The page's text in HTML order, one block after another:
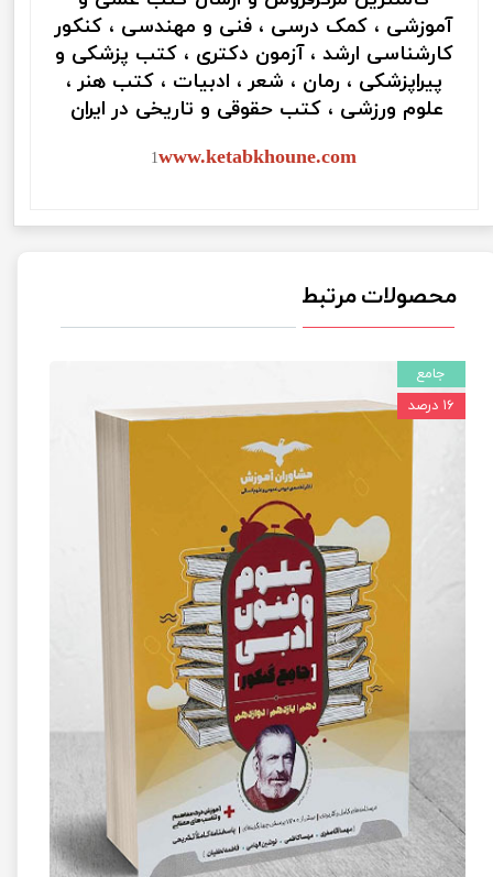
آموزشی ، کمک درسی ، فنی و مهندسی ، کنکور
کارشناسی ارشد ، آزمون دکتری ، کتب پزشکی و
پیراپزشکی ، رمان ، شعر ، ادبیات ، کتب هنر ،
علوم ورزشی ، کتب حقوقی و تاریخی در ایران
1www.ketabkhoune.com
محصولات مرتبط
جامع
۱۶ درصد